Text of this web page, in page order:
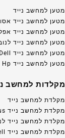
מטען למחשב נייד
מטען למחשב נייד
מטען למחשב נייד
מטען למחשב נייד
מטען למחשב נייד Dell
מטען למחשב נייד Hp
מקלדות למחשב
מקלדת למחשב נייד
מקלדת למחשב נייד Asus
מקלדת למחשב נייד
מקלדת למחשב נייד Dell